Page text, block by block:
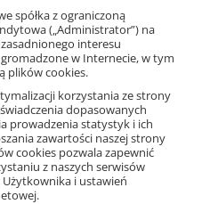
książki
zeszytu jest
i kartki do akwarel.
plików cookies.
spółka z ograniczoną
(„Administrator”) na
interesu
w Internecie, w tym
plików cookies.
korzystania ze strony
dopasowanych
prowadzenia statystyk i ich
zawartości naszej strony
cookies pozwala zapewnić
z naszych serwisów
i ustawień